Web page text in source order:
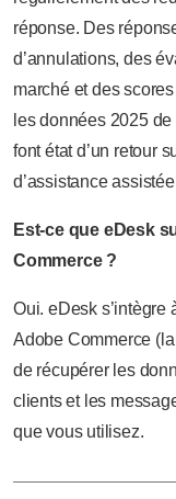
réponse. Des
d’annulations, des
marché et des
les données 2025
font état d’un retour
d’assistance assistée
Est-ce que eDesk
Commerce ?
Oui. eDesk s’intègre
Adobe Commerce
de récupérer les
clients et les
que vous utilisez.